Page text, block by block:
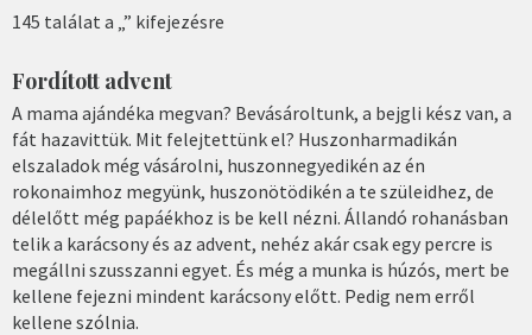
145 találat a „” kifejezésre
Fordított advent
A mama ajándéka megvan? Bevásároltunk, a bejgli kész van, a
fát hazavittük. Mit felejtettünk el? Huszonharmadikán
elszaladok még vásárolni, huszonnegyedikén az én
rokonaimhoz megyünk, huszonötödikén a te szüleidhez, de
délelőtt még papáékhoz is be kell nézni. Állandó rohanásban
telik a karácsony és az advent, nehéz akár csak egy percre is
megállni szusszanni egyet. És még a munka is húzós, mert be
kellene fejezni mindent karácsony előtt. Pedig nem erről
kellene szólnia.